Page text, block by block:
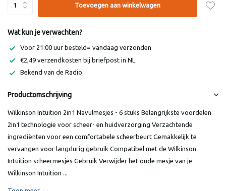
Toevoegen aan winkelwagen
Wat kun je verwachten?
Voor 21:00 uur besteld= vandaag verzonden
€2,49 verzendkosten bij briefpost in NL
Bekend van de Radio
Productomschrijving
Wilkinson Intuition 2in1 Navulmesjes - 6 stuks Belangrijkste voordelen
2in1 technologie voor scheer- en huidverzorging Verzachtende
ingrediënten voor een comfortabele scheerbeurt Gemakkelijk te
vervangen voor langdurig gebruik Compatibel met de Wilkinson
Intuition scheermesjes Gebruik Verwijder het oude mesje van je
Wilkinson Intuition ...